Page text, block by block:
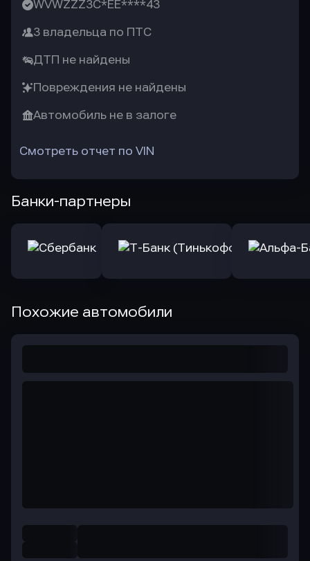
WVWZZZ3C*EE****43
3 владельца по ПТС
ДТП не найдены
Повреждения не найдены
Автомобиль не в залоге
Смотреть отчет по VIN
Банки-партнеры
Похожие автомобили